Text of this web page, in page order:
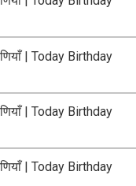
| Today Birthday
| Today Birthday
| Today Birthday